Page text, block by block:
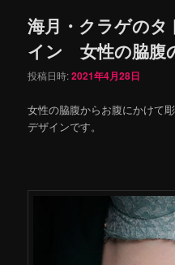
海月・クラゲのタ
イン 女性の脇腹
投稿日時:2021年4月28日
女性の脇腹からお腹にかけて
デザインです。